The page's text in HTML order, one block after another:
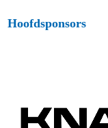
Hoofdsponsors